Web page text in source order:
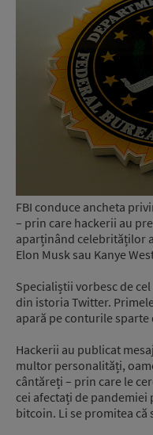
FBI conduce ancheta
– prin care hackerii au
aparținând celebrităților
Elon Musk sau Kanye
Specialiștii vorbesc de
din istoria Twitter.
apară pe conturile sparte
Hackerii au publicat
multor personalități,
cântăreți – prin care le
cei afectați de
bitcoin. Li se promitea că